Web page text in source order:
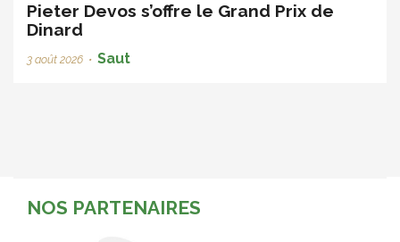
Pieter Devos s’offre le Grand Prix de
Dinard
3 août 2026 • Saut
NOS PARTENAIRES